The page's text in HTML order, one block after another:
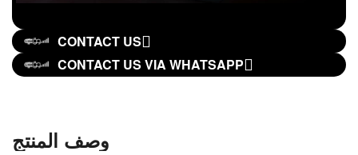
CONTACT US
CONTACT US VIA WHATSAPP
وصف المنتج